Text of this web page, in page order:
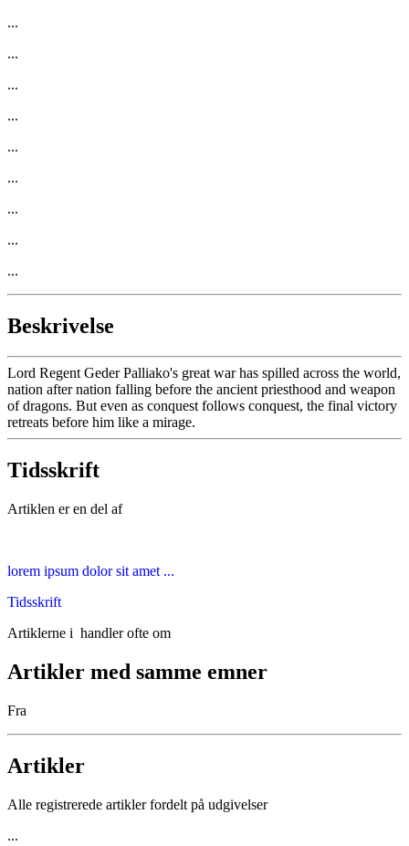
...
...
...
...
...
...
...
...
...
Beskrivelse
Lord Regent Geder Palliako's great war has spilled across the world,
nation after nation falling before the ancient priesthood and weapon
of dragons. But even as conquest follows conquest, the final victory
retreats before him like a mirage.
Tidsskrift
Artiklen er en del af
lorem ipsum dolor sit amet ...
Tidsskrift
Artiklerne i handler ofte om
Artikler med samme emner
Fra
Artikler
Alle registrerede artikler fordelt på udgivelser
...